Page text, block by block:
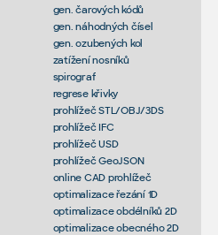
gen. čarových kódů
gen. náhodných čísel
gen. ozubených kol
zatížení nosníků
spirograf
regrese křivky
prohlížeč STL/OBJ/3DS
prohlížeč IFC
prohlížeč USD
prohlížeč GeoJSON
online CAD prohlížeč
optimalizace řezání 1D
optimalizace obdélníků 2D
optimalizace obecného 2D